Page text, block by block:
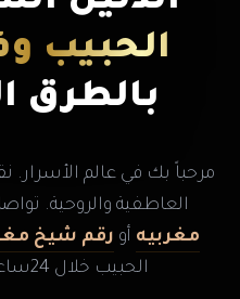
الحبيب
بالطرق
مرحباً بك في عالم الأسرار.
العاطفية والروحية.
مغربيه أو رقم شيخ
الحبيب خلال 24ساعه بنجاح وسرية تامة.